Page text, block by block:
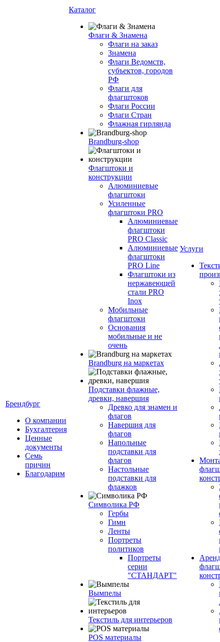
Брендбург
О компании
Бухгалтерия
Ценные
документы
Семь
причин
Благодарим
Каталог
Флаги & Знамена
Флаги на заказ
Знамена
Флаги Ведомств,
субъектов, городов
РФ
Флаги для
флагштоков
Флаги России
Флаги Стран
Флажная гирлянда
Brandburg-shop
Флагштоки и
конструкции
Алюминиевые
флагштоки
Усиленные
флагштоки PRO
Алюминиевые
флагштоки
PRO Classic
Алюминиевые
флагштоки
PRO Line
Флагштоки из
нержавеющей
стали PRO
Inox
Мобильные
флагштоки
Основания
мобильные и не
очень
Brandburg на маркетах
Подставки флажные,
древки, навершия
Древко для знамен и
флагов
Навершия для
флагов
Напольные
подставки для
флагов
Настольные
подставки для
флажков
Символика РФ
Гербы
Гимн
Ленты
Портреты
политиков
Портреты
серии
"СТАНДАРТ"
Вымпелы
Текстиль для интерьеров
POS материалы
Услуги